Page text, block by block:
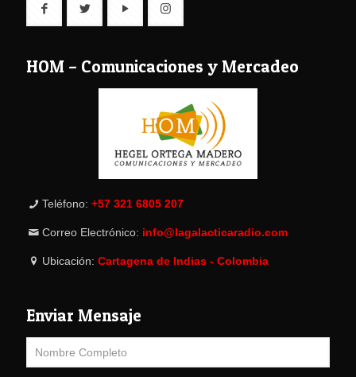
HOM – Comunicaciones y Mercadeo
Teléfono: +57 321 6805 207
Correo Electrónico: info@lagalacticaradio.com
Ubicación: Cartagena de Indias - Colombia
Enviar Mensaje